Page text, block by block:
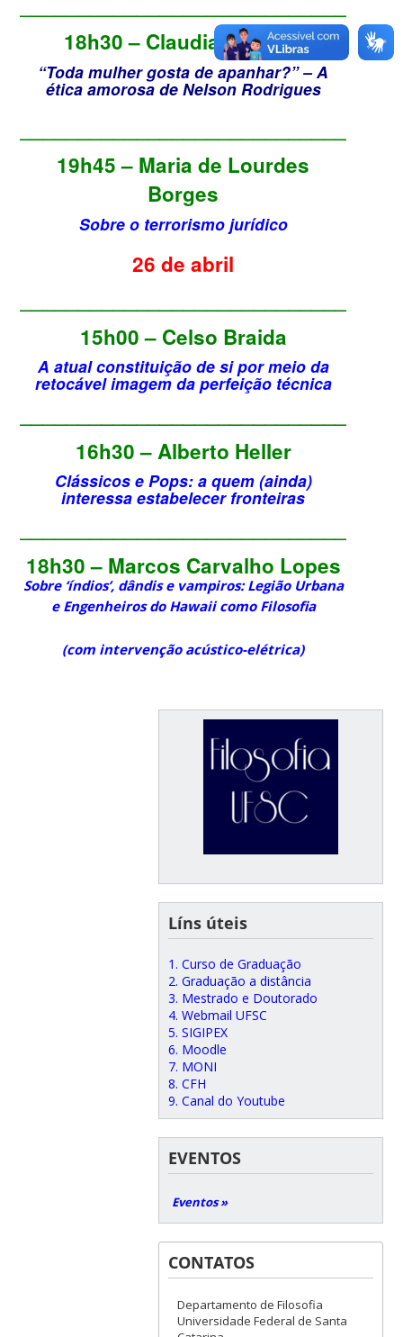
18h30 – Claudia Drucker
“Toda mulher gosta de apanhar?” – A
ética amorosa de Nelson Rodrigues
19h45 – Maria de Lourdes
Borges
Sobre o terrorismo jurídico
26 de abril
15h00 – Celso Braida
A atual constituição de si por meio da
retocável imagem da perfeição técnica
16h30 – Alberto Heller
Clássicos e Pops: a quem (ainda)
interessa estabelecer fronteiras
18h30 – Marcos Carvalho Lopes
Sobre ‘índios’, dândis e vampiros: Legião Urbana
e Engenheiros do Hawaii como Filosofia
(com intervenção acústico-elétrica)
Líns úteis
1. Curso de Graduação
2. Graduação a distância
3. Mestrado e Doutorado
4. Webmail UFSC
5. SIGIPEX
6. Moodle
7. MONI
8. CFH
9. Canal do Youtube
EVENTOS
Eventos »
CONTATOS
Departamento de Filosofia
Universidade Federal de Santa